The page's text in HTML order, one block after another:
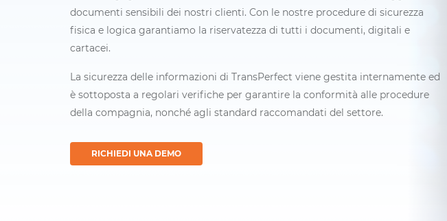
documenti sensibili dei nostri clienti. Con le nostre procedure di sicurezza
fisica e logica garantiamo la riservatezza di tutti i documenti, digitali e
cartacei.
La sicurezza delle informazioni di TransPerfect viene gestita internamente ed
è sottoposta a regolari verifiche per garantire la conformità alle procedure
della compagnia, nonché agli standard raccomandati del settore.
RICHIEDI UNA DEMO